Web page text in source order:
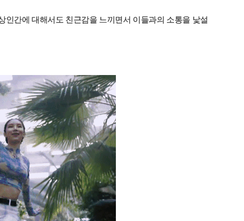
간에 대해서도 친근감을 느끼면서 이들과의 소통을 낯설